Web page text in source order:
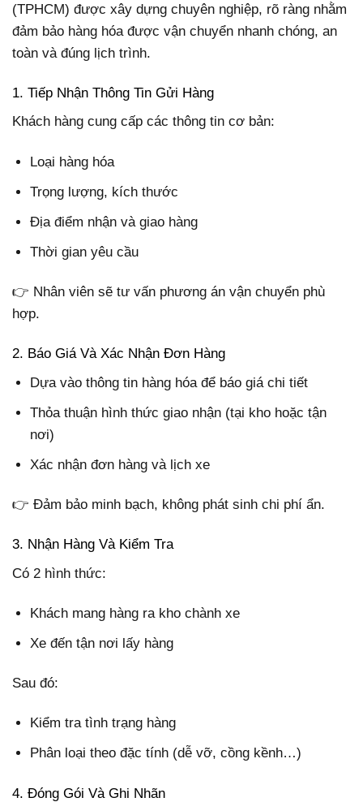
(TPHCM) được xây dựng chuyên nghiệp, rõ ràng nhằm
đảm bảo hàng hóa được vận chuyển nhanh chóng, an
toàn và đúng lịch trình.
1. Tiếp Nhận Thông Tin Gửi Hàng
Khách hàng cung cấp các thông tin cơ bản:
Loại hàng hóa
Trọng lượng, kích thước
Địa điểm nhận và giao hàng
Thời gian yêu cầu
👉 Nhân viên sẽ tư vấn phương án vận chuyển phù
hợp.
2. Báo Giá Và Xác Nhận Đơn Hàng
Dựa vào thông tin hàng hóa để báo giá chi tiết
Thỏa thuận hình thức giao nhận (tại kho hoặc tận
nơi)
Xác nhận đơn hàng và lịch xe
👉 Đảm bảo minh bạch, không phát sinh chi phí ẩn.
3. Nhận Hàng Và Kiểm Tra
Có 2 hình thức:
Khách mang hàng ra kho chành xe
Xe đến tận nơi lấy hàng
Sau đó:
Kiểm tra tình trạng hàng
Phân loại theo đặc tính (dễ vỡ, cồng kềnh…)
4. Đóng Gói Và Ghi Nhãn